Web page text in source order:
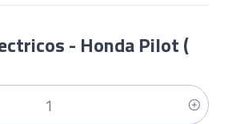
- Honda Pilot (